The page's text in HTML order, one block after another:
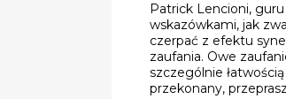
Patrick Lencioni,
wskazówkami, jak
czerpać z efektu
zaufania. Owe
szczególnie
przekonany,